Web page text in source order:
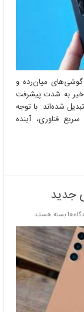
گوشی‌های میان‌رده و
به شدت پیشرفت
شده‌اند. با توجه
فناوری، آینده
جدید
برای
آینده
گوشی‌های
مقاوم
و
فناوری‌های
جدید
بسته هستند